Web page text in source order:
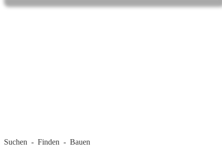
Suchen - Finden - Bauen